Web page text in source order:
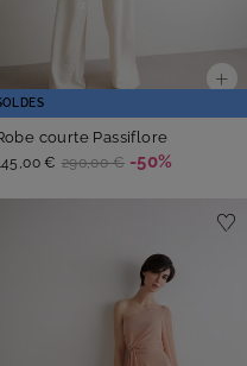
courte Passiflore
€ 290,00 € -50%